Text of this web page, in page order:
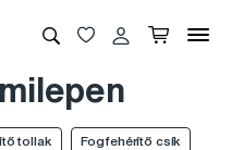
tollak Fogfehérítő csík